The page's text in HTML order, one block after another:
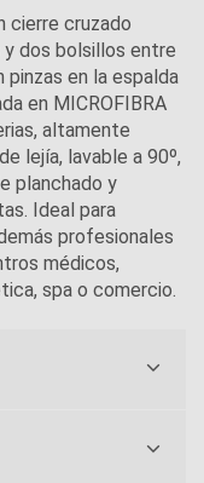
cierre cruzado
dos bolsillos entre
en la espalda
en MICROFIBRA
altamente
lejía, lavable a 90º,
planchado y
Ideal para
profesionales
médicos,
spa o comercio.